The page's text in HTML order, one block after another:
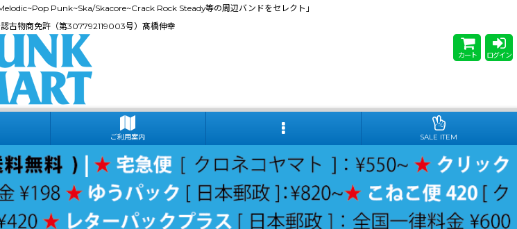
Punk~Ska/Skacore~Crack Rock Steady等の周辺バンドをセレクト」
古物商免許（第307792119003号）髙橋伸幸
カート ログイン
ご利用案内 SALE ITEM